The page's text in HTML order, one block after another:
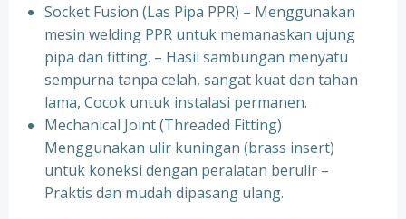
Socket Fusion (Las Pipa PPR) – Menggunakan
mesin welding PPR untuk memanaskan ujung
pipa dan fitting. – Hasil sambungan menyatu
sempurna tanpa celah, sangat kuat dan tahan
lama, Cocok untuk instalasi permanen.
⁠Mechanical Joint (Threaded Fitting)
Menggunakan ulir kuningan (brass insert)
untuk koneksi dengan peralatan berulir –
Praktis dan mudah dipasang ulang.